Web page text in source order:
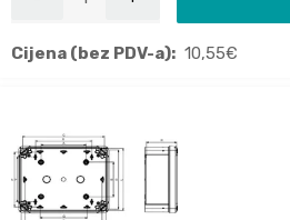
Cijena (bez PDV-a): 10,55€